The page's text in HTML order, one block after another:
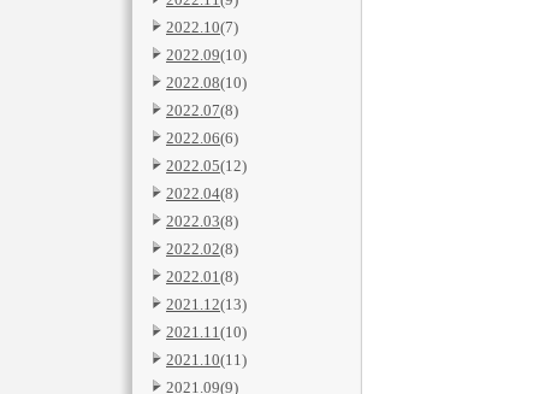
2022.10(7)
2022.09(10)
2022.08(10)
2022.07(8)
2022.06(6)
2022.05(12)
2022.04(8)
2022.03(8)
2022.02(8)
2022.01(8)
2021.12(13)
2021.11(10)
2021.10(11)
2021.09(9)